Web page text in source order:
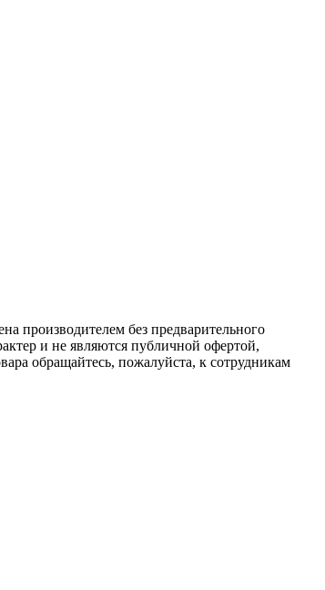
производителем без предварительного
и не являются публичной офертой,
обращайтесь, пожалуйста, к сотрудникам